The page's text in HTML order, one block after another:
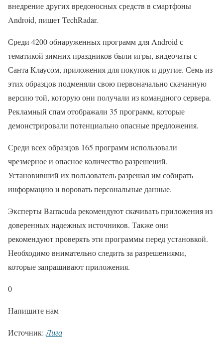
внедрение других вредоносных средств в смартфоны
Android, пишет TechRadar.
Среди 4200 обнаруженных программ для Android с
тематикой зимних праздников были игры, видеочаты с
Санта Клаусом, приложения для покупок и другие. Семь из
этих образцов подменяли свою первоначально скачанную
версию той, которую они получали из командного сервера.
Рекламный спам отображали 35 программ, которые
демонстрировали потенциально опасные предложения.
Среди всех образцов 165 программ использовали
чрезмерное и опасное количество разрешений.
Установивший их пользователь разрешал им собирать
информацию и воровать персональные данные.
Эксперты Barracuda рекомендуют скачивать приложения из
доверенных надежных источников. Также они
рекомендуют проверять эти программы перед установкой.
Необходимо внимательно следить за разрешениями,
которые запрашивают приложения.
0
Напишите нам
Источник:Лига